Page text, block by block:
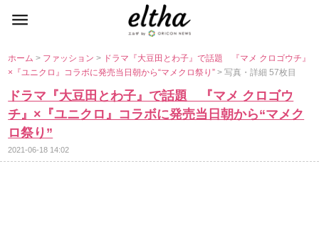
ホーム> ファッション> ドラマ『大豆田とわ子』で話題 『マメ クロゴウチ』
×『ユニクロ』コラボに発売当日朝から“マメクロ祭り”> 写真・詳細 57枚目
ドラマ『大豆田とわ子』で話題 『マメ クロゴウ
チ』×『ユニクロ』コラボに発売当日朝から“マメク
ロ祭り”
2021-06-18 14:02